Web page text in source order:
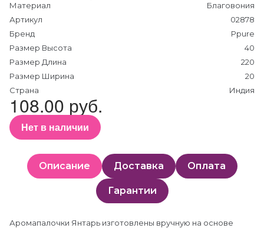
Материал
Благовония
Артикул
02878
Бренд
Ppure
Размер Высота
40
Размер Длина
220
Размер Ширина
20
Страна
Индия
108.00 руб.
Нет в наличии
Описание Доставка Оплата
Гарантии
Аромапалочки Янтарь изготовлены вручную на основе